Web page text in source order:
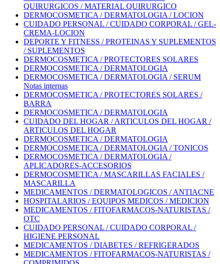
QUIRURGICOS / MATERIAL QUIRURGICO
DERMOCOSMETICA / DERMATOLOGIA / LOCION
CUIDADO PERSONAL / CUIDADO CORPORAL / GEL-
CREMA-LOCION
DEPORTE Y FITNESS / PROTEINAS Y SUPLEMENTOS
/ SUPLEMENTOS
DERMOCOSMETICA / PROTECTORES SOLARES
DERMOCOSMETICA / DERMATOLOGIA
DERMOCOSMETICA / DERMATOLOGIA / SERUM
Notas internas
DERMOCOSMETICA / PROTECTORES SOLARES /
BARRA
DERMOCOSMETICA / DERMATOLOGIA
CUIDADO DEL HOGAR / ARTICULOS DEL HOGAR /
ARTICULOS DEL HOGAR
DERMOCOSMETICA / DERMATOLOGIA
DERMOCOSMETICA / DERMATOLOGIA / TONICOS
DERMOCOSMETICA / DERMATOLOGIA /
APLICADORES-ACCESORIOS
DERMOCOSMETICA / MASCARILLAS FACIALES /
MASCARILLA
MEDICAMENTOS / DERMATOLOGICOS / ANTIACNE
HOSPITALARIOS / EQUIPOS MEDICOS / MEDICION
MEDICAMENTOS / FITOFARMACOS-NATURISTAS /
OTC
CUIDADO PERSONAL / CUIDADO CORPORAL /
HIGIENE PERSONAL
MEDICAMENTOS / DIABETES / REFRIGERADOS
MEDICAMENTOS / FITOFARMACOS-NATURISTAS /